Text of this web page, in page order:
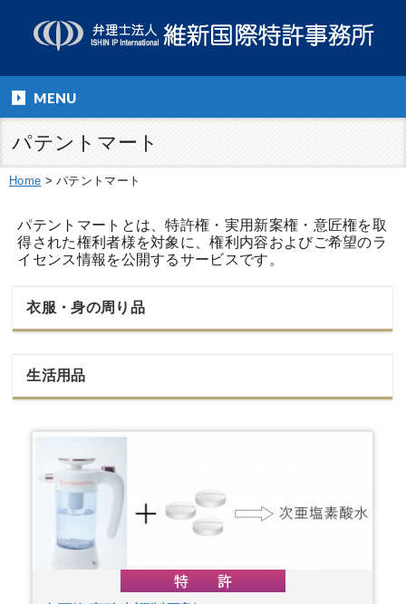
MENU
パテントマート
Home >パテントマート
パテントマートとは、特許権・実用新案権・意匠権を取
得された権利者様を対象に、権利内容およびご希望のラ
イセンス情報を公開するサービスです。
衣服・身の周り品
生活用品